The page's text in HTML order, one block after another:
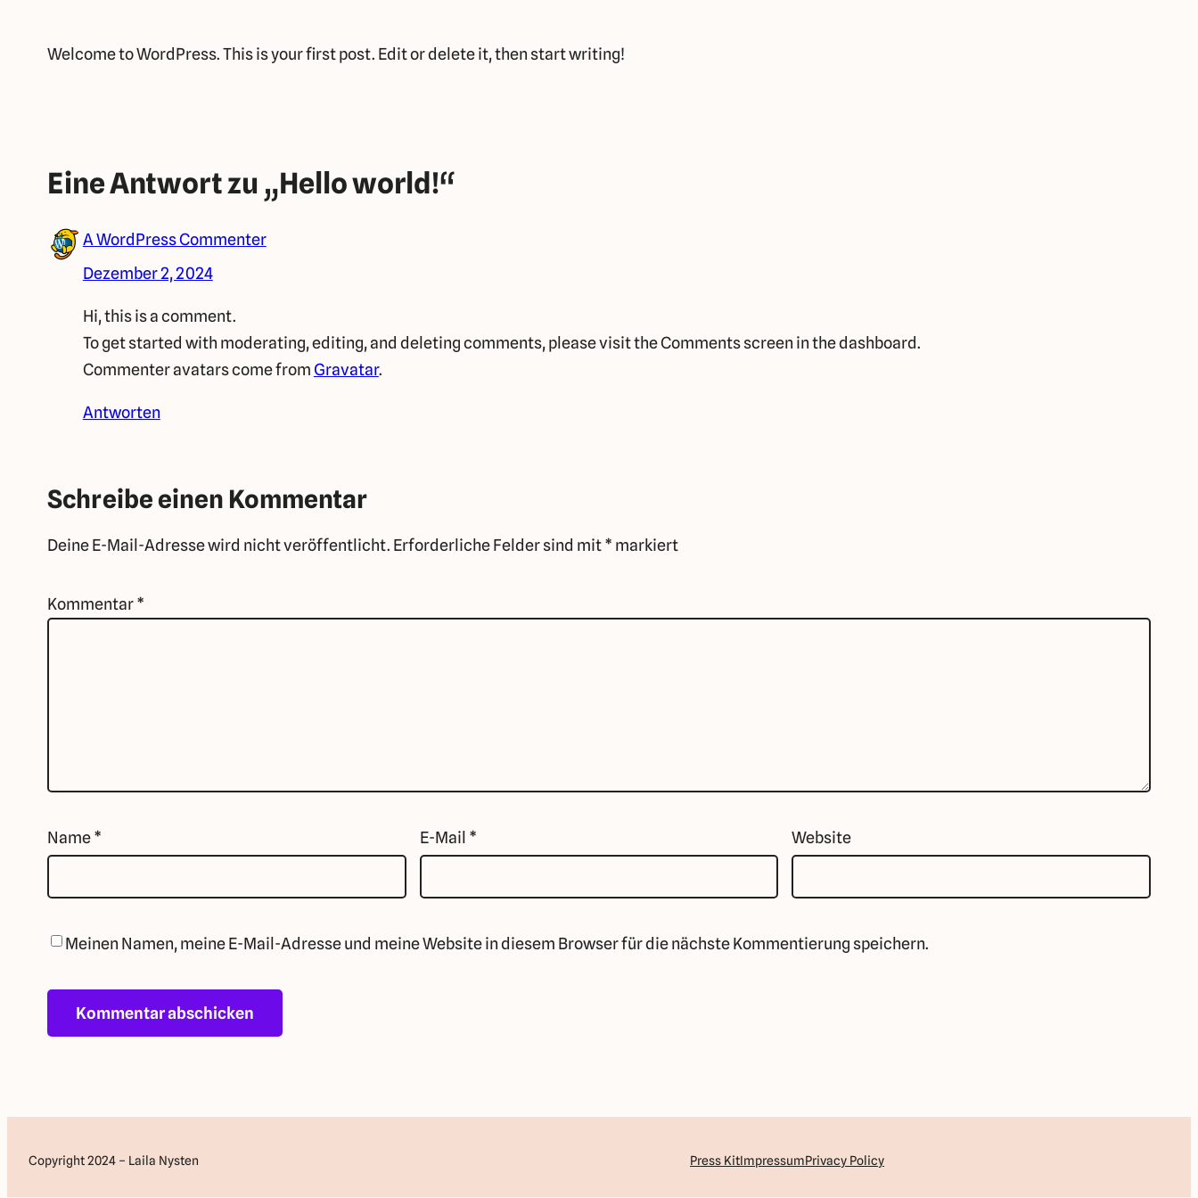
Welcome to WordPress. This is your first post. Edit or delete it, then start writing!
Eine Antwort zu „Hello world!“
A WordPress Commenter
Dezember 2, 2024
Hi, this is a comment.
To get started with moderating, editing, and deleting comments, please visit the Comments screen in the dashboard.
Commenter avatars come from Gravatar.
Antworten
Schreibe einen Kommentar
Deine E-Mail-Adresse wird nicht veröffentlicht. Erforderliche Felder sind mit* markiert
Kommentar*
Name* E-Mail * Website
Meinen Namen, meine E-Mail-Adresse und meine Website in diesem Browser für die nächste Kommentierung speichern.
Copyright 2024 – Laila Nysten Press KitImpressumPrivacy Policy